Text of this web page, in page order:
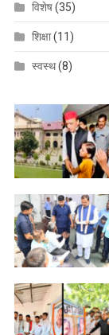
विशेष(35)
शिक्षा(11)
स्वस्थ(8)